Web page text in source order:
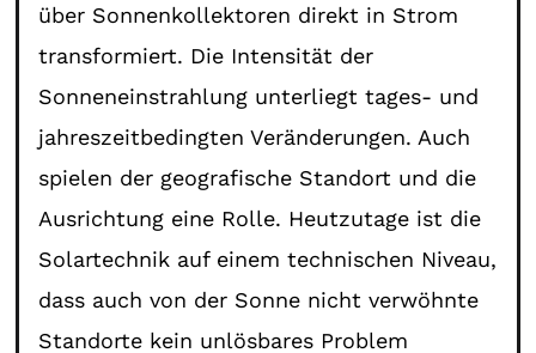
über Sonnenkollektoren direkt in Strom
transformiert. Die Intensität der
Sonneneinstrahlung unterliegt tages- und
jahreszeitbedingten Veränderungen. Auch
spielen der geografische Standort und die
Ausrichtung eine Rolle. Heutzutage ist die
Solartechnik auf einem technischen Niveau,
dass auch von der Sonne nicht verwöhnte
Standorte kein unlösbares Problem